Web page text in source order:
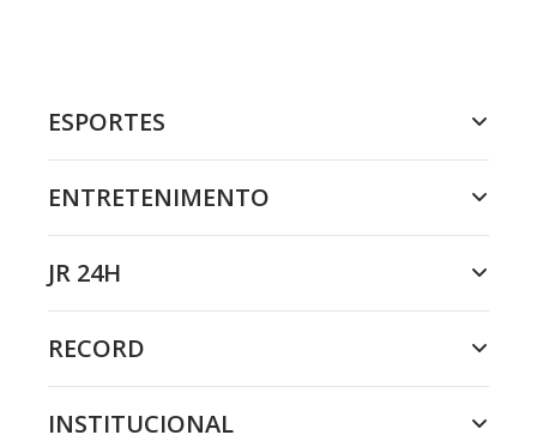
ESPORTES
ENTRETENIMENTO
JR 24H
RECORD
INSTITUCIONAL